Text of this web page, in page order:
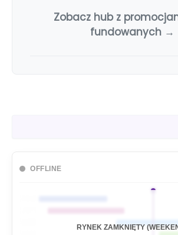
Zobacz hub z
fundowanych →
OFFLINE
RYNEK ZAMKNIĘTY